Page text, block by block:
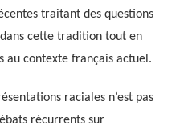
traitant des questions
dans cette tradition tout en
au contexte français actuel.
raciales n’est pas
récurrents sur